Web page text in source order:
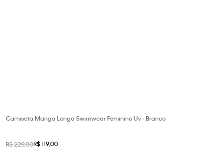
Camiseta Manga Longa Swimwear Feminino Uv - Branco
R$229,00R$119,00